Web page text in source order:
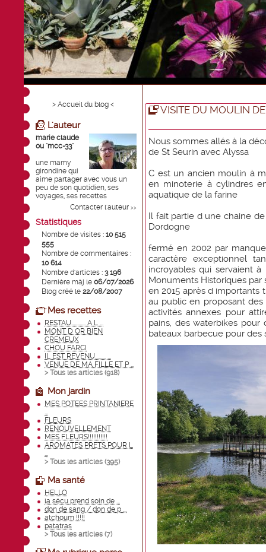
> Accueil du blog <
L'auteur
marie claude
ou "mcc-33"
une mamy
girondine qui
aime partager avec vous un
peu de son quotidien, ses
voyages, ses recettes
Contacter l'auteur >>
Statistiques
Nombre de visites : 10 515
555
Nombre de commentaires :
10 614
Nombre d'articles : 3 196
Dernière màj le 06/07/2026
Blog créé le 22/08/2007
Mes recettes
RESTAU............ A L ...
MONT D OR BIEN
CREMEUX
CHOU FARCI
IL EST REVENU......... ...
VENUE DE MA FILLE ET P ...
> Tous les articles (918)
Mon jardin
MES POTEES PRINTANIERE
...
FLEURS
RENOUVELLEMENT
MES FLEURS!!!!!!!!!!!
AROMATES PRETS POUR L
...
> Tous les articles (395)
Ma santé
HELLO
la sécu prend soin de ...
don de sang / don de p ...
atchoum !!!!!
patatras
> Tous les articles (7)
VISITE DU MOULIN
Nous sommes allés à la
de St Seurin avec Alyssa
C est un ancien moulin à
en minoterie à cylindres
aquatique de la farine
Il fait partie d une chaine
Dordogne
fermé en 2002 par
caractère exceptionnel
incroyables qui servaient
Monuments Historiques par
en 2015 après d importants
au public en proposant
activités annexes pour
pains, des waterbikes
bateaux barbecue pour des